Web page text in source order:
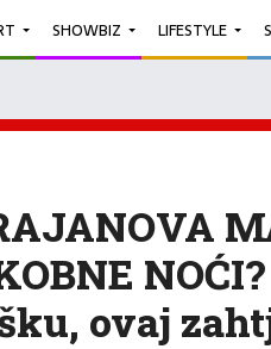
SHOWBIZ LIFESTYLE
ovaj